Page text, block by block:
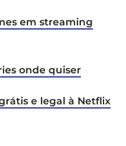
em streaming
onde quiser
e legal à Netflix